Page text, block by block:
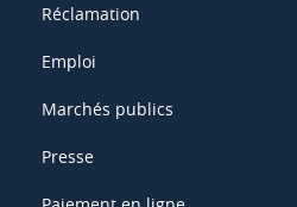
Réclamation
Emploi
Marchés publics
Presse